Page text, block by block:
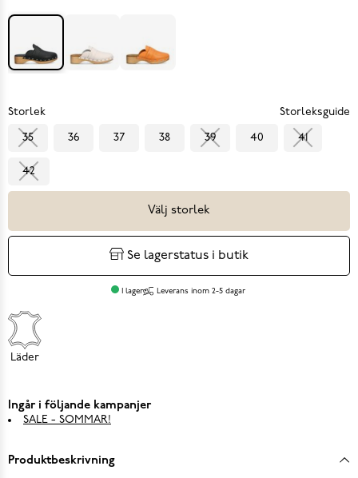
Storlek Storleksguide
35 36 37 38 39 40 41
42
Välj storlek
Se lagerstatus i butik
I lager Leverans inom 2-5 dagar
Läder
Ingår i följande kampanjer
SALE - SOMMAR!
Produktbeskrivning